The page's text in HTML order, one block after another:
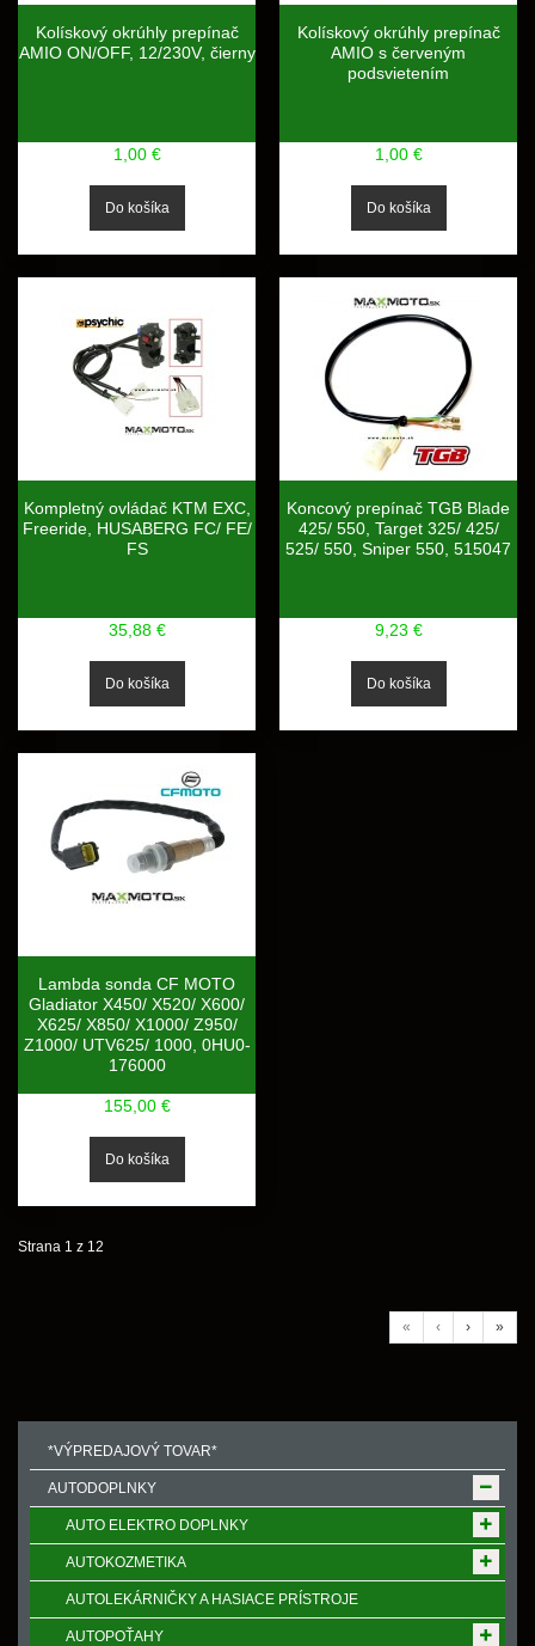
Kolískový okrúhly prepínač
AMIO ON/OFF, 12/230V, čierny
1,00 €
Kolískový okrúhly prepínač
AMIO s červeným
podsvietením
1,00 €
Kompletný ovládač KTM EXC,
Freeride, HUSABERG FC/ FE/
FS
35,88 €
Koncový prepínač TGB Blade
425/ 550, Target 325/ 425/
525/ 550, Sniper 550, 515047
9,23 €
Lambda sonda CF MOTO
Gladiator X450/ X520/ X600/
X625/ X850/ X1000/ Z950/
Z1000/ UTV625/ 1000, 0HU0-
176000
155,00 €
Strana 1 z 12
« ‹ › »
*VÝPREDAJOVÝ TOVAR*
AUTODOPLNKY
AUTO ELEKTRO DOPLNKY
AUTOKOZMETIKA
AUTOLEKÁRNIČKY A HASIACE PRÍSTROJE
AUTOPOŤAHY